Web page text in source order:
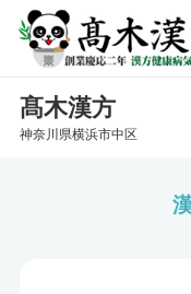
髙木漢方
神奈川県横浜市中区